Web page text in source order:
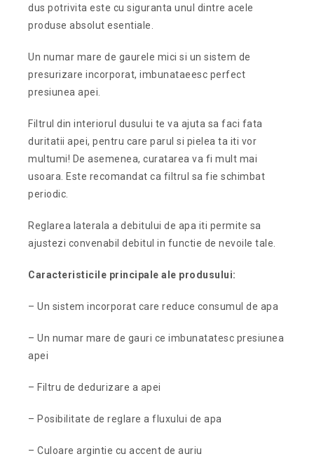
dus potrivita este cu siguranta unul dintre acele
produse absolut esentiale.
Un numar mare de gaurele mici si un sistem de
presurizare incorporat, imbunataeesc perfect
presiunea apei.
Filtrul din interiorul dusului te va ajuta sa faci fata
duritatii apei, pentru care parul si pielea ta iti vor
multumi! De asemenea, curatarea va fi mult mai
usoara. Este recomandat ca filtrul sa fie schimbat
periodic.
Reglarea laterala a debitului de apa iti permite sa
ajustezi convenabil debitul in functie de nevoile tale.
Caracteristicile principale ale produsului:
– Un sistem incorporat care reduce consumul de apa
– Un numar mare de gauri ce imbunatatesc presiunea
apei
– Filtru de dedurizare a apei
– Posibilitate de reglare a fluxului de apa
– Culoare argintie cu accent de auriu